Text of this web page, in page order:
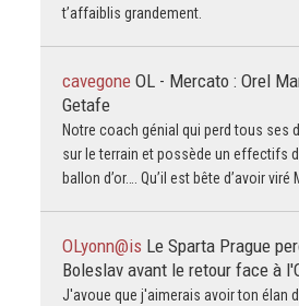
t’affaiblis grandement.
cavegone OL - Mercato : Orel
Getafe
Notre coach génial qui perd tous ses
sur le terrain et possède un effectifs
ballon d’or…. Qu’il est bête d’avoir viré
OLyonn@is Le Sparta Prague
Boleslav avant le retour face à
J'avoue que j'aimerais avoir ton élan